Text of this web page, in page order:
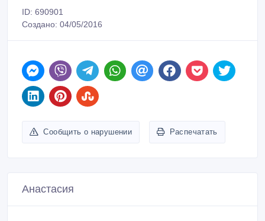
ID: 690901
Создано: 04/05/2016
Сообщить о нарушении Распечатать
Анастасия